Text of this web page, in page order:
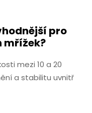
pro
mezi 10 a 20
a stabilitu uvnitř